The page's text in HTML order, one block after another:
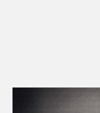
Filmy
dokumentalne